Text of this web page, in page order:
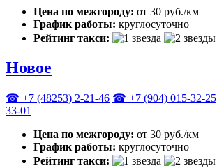
Цена по межгороду: от 30 руб./км
График работы: круглосуточно
Рейтинг такси:
Новое
☎ +7 (48253) 2-21-46 ☎ +7 (904) 015-32-25
33-01
Цена по межгороду: от 30 руб./км
График работы: круглосуточно
Рейтинг такси: